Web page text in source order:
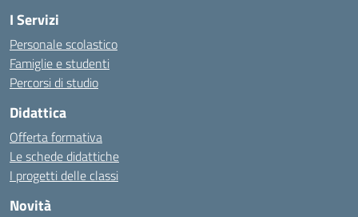
I Servizi
Personale scolastico
Famiglie e studenti
Percorsi di studio
Didattica
Offerta formativa
Le schede didattiche
I progetti delle classi
Novità